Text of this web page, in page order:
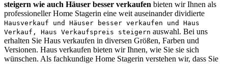
steigern wie auch Häuser besser verkaufen bieten wir Ihnen als
professioneller Home Stagerin eine weit auseinander dividierte
Hausverkauf und Häuser besser verkaufen und Haus
Verkauf, Haus Verkaufspreis steigern auswahl. Bei uns
erhalten Sie Haus verkaufen in diversen Größen, Farben und
Versionen. Haus verkaufen bieten wir Ihnen, wie Sie sie sich
wünschen. Als fachkundige Home Stagerin verstehen wir, dass Sie